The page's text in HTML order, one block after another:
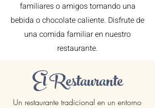
familiares o amigos tomando una
bebida o chocolate caliente. Disfrute de
una comida familiar en nuestro
restaurante.
El Restaurante
Un restaurante tradicional en un entorno